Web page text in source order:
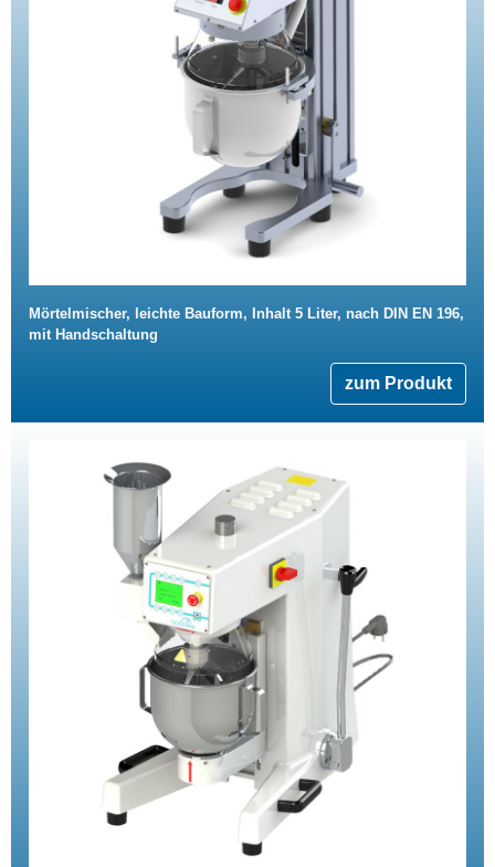
Mörtelmischer, leichte Bauform, Inhalt 5 Liter, nach DIN EN 196,
mit Handschaltung
zum Produkt